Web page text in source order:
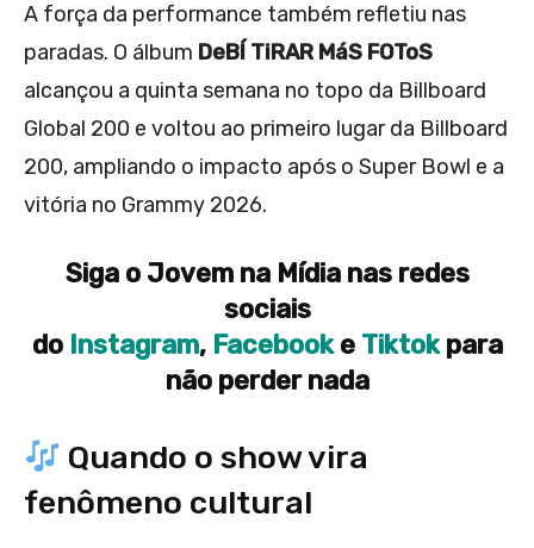
A força da performance também refletiu nas
paradas. O álbum DeBÍ TiRAR MáS FOToS
alcançou a quinta semana no topo da Billboard
Global 200 e voltou ao primeiro lugar da Billboard
200, ampliando o impacto após o Super Bowl e a
vitória no Grammy 2026.
Siga o Jovem na Mídia nas redes
sociais
do Instagram, Facebooke Tiktokpara
não perder nada
Quando o show vira
fenômeno cultural